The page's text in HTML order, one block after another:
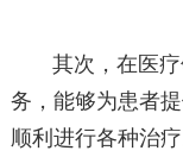
其次，在医
务，能够为患者
顺利进行各种治